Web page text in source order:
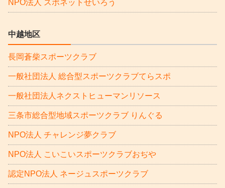
NPO法人 スポネットせいろう
中越地区
長岡蒼柴スポーツクラブ
一般社団法人 総合型スポーツクラブてらスポ
一般社団法人ネクストヒューマンリソース
三条市総合型地域スポーツクラブ りんぐる
NPO法人 チャレンジ夢クラブ
NPO法人 こいこいスポーツクラブおぢや
認定NPO法人 ネージュスポーツクラブ